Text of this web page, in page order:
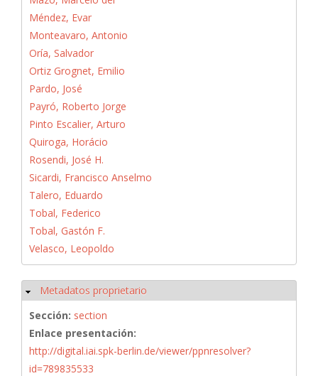
Méndez, Evar
Monteavaro, Antonio
Oría, Salvador
Ortiz Grognet, Emilio
Pardo, José
Payró, Roberto Jorge
Pinto Escalier, Arturo
Quiroga, Horácio
Rosendi, José H.
Sicardi, Francisco Anselmo
Talero, Eduardo
Tobal, Federico
Tobal, Gastón F.
Velasco, Leopoldo
Ocultar
Metadatos proprietario
Sección: section
Enlace presentación:
http://digital.iai.spk-berlin.de/viewer/ppnresolver?
id=789835533